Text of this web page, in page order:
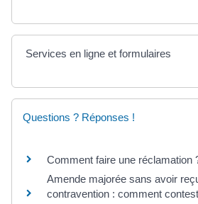
Services en ligne et formulaires
Questions ? Réponses !
Comment faire une réclamation
Amende majorée sans avoir
contravention : comment